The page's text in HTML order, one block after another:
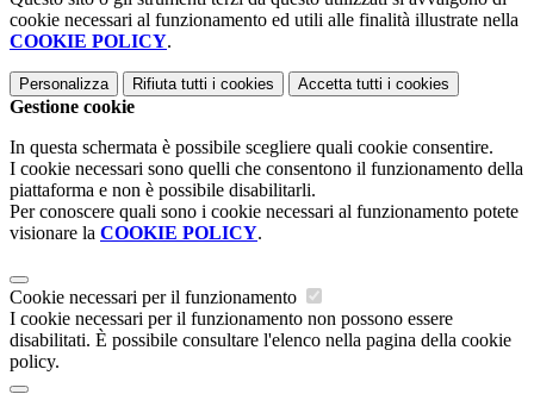
cookie necessari al funzionamento ed utili alle finalità illustrate nella
COOKIE POLICY.
Personalizza Rifiuta tutti i cookies Accetta tutti i cookies
Gestione cookie
In questa schermata è possibile scegliere quali cookie consentire.
I cookie necessari sono quelli che consentono il funzionamento della
piattaforma e non è possibile disabilitarli.
Per conoscere quali sono i cookie necessari al funzionamento potete
visionare la COOKIE POLICY.
Cookie necessari per il funzionamento
I cookie necessari per il funzionamento non possono essere
disabilitati. È possibile consultare l'elenco nella pagina della cookie
policy.